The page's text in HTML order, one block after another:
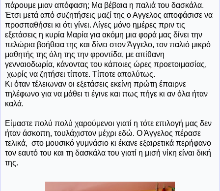
πάρουμε μιαν απόφαση; Μα βέβαια η παλιά του δασκάλα.
Έτσι μετά από συζητήσεις μαζί της ο Αγγελος αποφάσισε να
προσπαθήσει κι ότι γίνει. Λίγες μόνο ημέρες πριν τις
εξετάσεις η κυρία Μαρία για ακόμη μια φορά μας δίνει την
πελώρια βοήθεια της και δίνει στον Άγγελο, τον παλιό μικρό
μαθητής της όλη της την φροντίδα, με απίθανη
γενναιοδωρία, κάνοντας του κάποιες ώρες προετοιμασίας,
χωρίς να ζητήσει τίποτε. Τίποτε απολύτως.
Κι όταν τέλειωναν οι εξετάσεις εκείνη πρώτη έπαιρνε
τηλέφωνο για να μάθει τι έγινε και πως πήγε κι αν όλα ήταν
καλά.
Είμαστε πολύ πολύ χαρούμενοι γιατί η τότε επιλογή μας δεν
ήταν άσκοπη, τουλάχιστον μέχρι εδώ. Ο Άγγελος πέρασε
τελικά, στο μουσικό γυμνάσιο κι έκανε εξαιρετικά περήφανο
τον εαυτό του και τη δασκάλα του γιατί η μισή νίκη είναι δική
της.